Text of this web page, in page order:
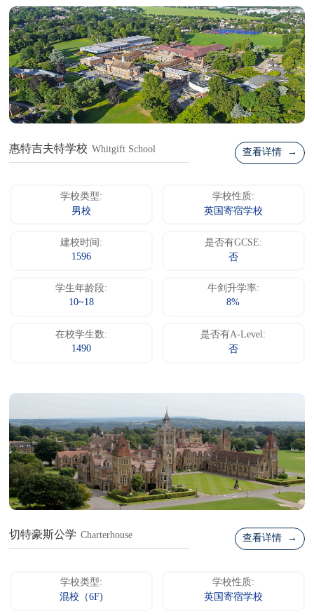
惠特吉夫特学校 Whitgift School 查看详情 →
学校类型:
男校
学校性质:
英国寄宿学校
建校时间:
1596
是否有GCSE:
否
学生年龄段:
10~18
牛剑升学率:
8%
在校学生数:
1490
是否有A-Level:
否
切特豪斯公学 Charterhouse 查看详情 →
学校类型:
混校（6F)
学校性质:
英国寄宿学校